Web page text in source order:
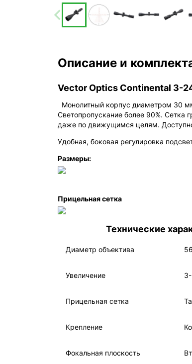
Описание и
Vector Optics Continental 3-
Монолитный корпус диаметром 30
Светопропускание более 90%. Сетка
даже по движущимся целям.
Удобная, боковая регулировка
Размеры:
Прицельная сетка
Технические
Диаметр объектива
Увеличение
Прицельная сетка
Крепление
Фокальная плоскость